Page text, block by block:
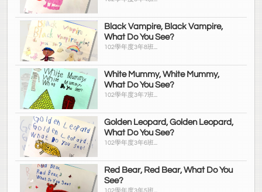
Black Vampire, Black Vampire,
What Do You See?
102學年度3年8班...
White Mummy, White Mummy,
What Do You See?
102學年度3年7班...
Golden Leopard, Golden Leopard,
What Do You See?
102學年度3年6班...
Red Bear, Red Bear, What Do You
See?
102學年度3年5班...